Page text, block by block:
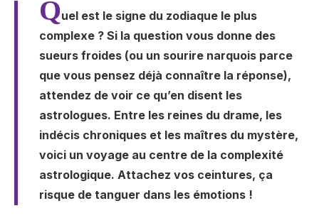
Quel est le signe du zodiaque le plus
complexe ? Si la question vous donne des
sueurs froides (ou un sourire narquois parce
que vous pensez déjà connaître la réponse),
attendez de voir ce qu’en disent les
astrologues. Entre les reines du drame, les
indécis chroniques et les maîtres du mystère,
voici un voyage au centre de la complexité
astrologique. Attachez vos ceintures, ça
risque de tanguer dans les émotions !